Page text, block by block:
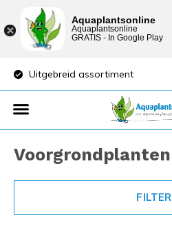
assortiment
Voorgrondplanten
FILTER
Aquaplantsonline
Aquaplantsonline
GRATIS - In Google Play